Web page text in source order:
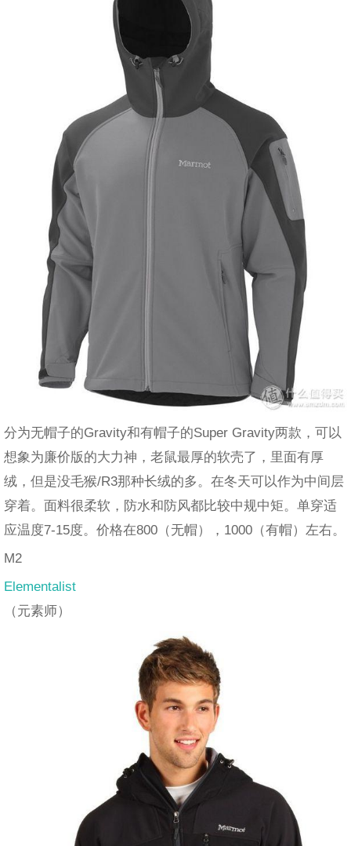
分为无帽子的Gravity和有帽子的Super Gravity两款，可以
想象为廉价版的大力神，老鼠最厚的软壳了，里面有厚
绒，但是没毛猴/R3那种长绒的多。在冬天可以作为中间层
穿着。面料很柔软，防水和防风都比较中规中矩。单穿适
应温度7-15度。价格在800（无帽），1000（有帽）左右。
M2
Elementalist
（元素师）